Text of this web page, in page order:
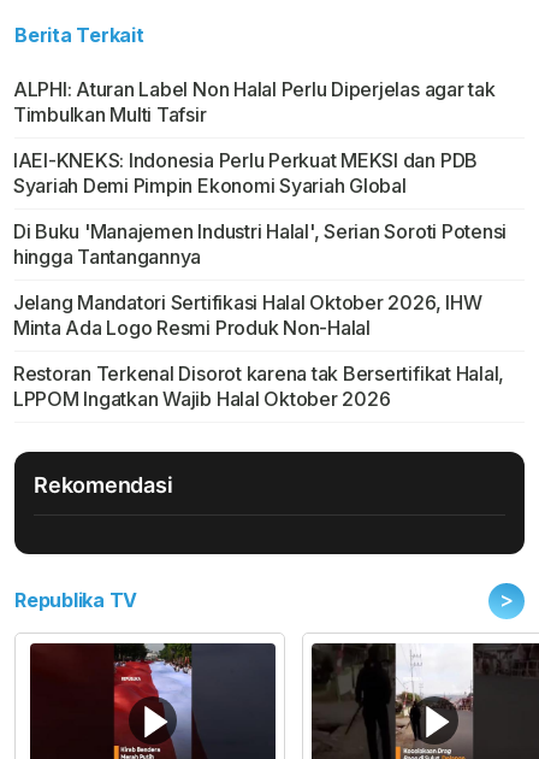
Berita Terkait
ALPHI: Aturan Label Non Halal Perlu Diperjelas agar tak
Timbulkan Multi Tafsir
IAEI-KNEKS: Indonesia Perlu Perkuat MEKSI dan PDB
Syariah Demi Pimpin Ekonomi Syariah Global
Di Buku 'Manajemen Industri Halal', Serian Soroti Potensi
hingga Tantangannya
Jelang Mandatori Sertifikasi Halal Oktober 2026, IHW
Minta Ada Logo Resmi Produk Non-Halal
Restoran Terkenal Disorot karena tak Bersertifikat Halal,
LPPOM Ingatkan Wajib Halal Oktober 2026
Rekomendasi
Republika TV >